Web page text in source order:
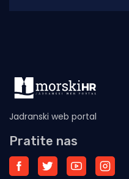
Jadranski web portal
Pratite nas